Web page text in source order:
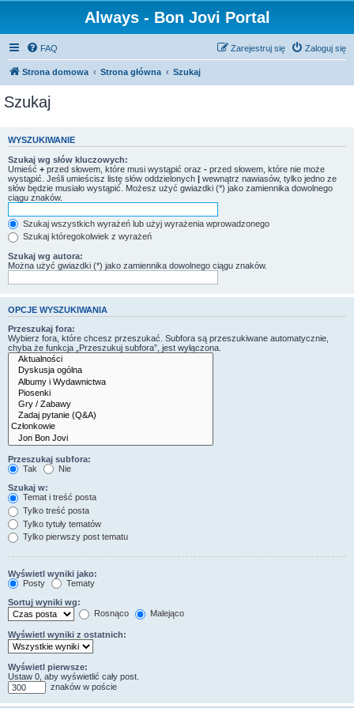
Always - Bon Jovi Portal
FAQ Zaloguj się
Zarejestruj się
Strona domowa Strona główna Szukaj
Szukaj
WYSZUKIWANIE
Szukaj wg słów kluczowych:
Umieść + przed słowem, które musi wystąpić oraz - przed słowem, które nie może
wystąpić. Jeśli umieścisz listę słów oddzielonych | wewnątrz nawiasów, tylko jedno ze
słów będzie musiało wystąpić. Możesz użyć gwiazdki (*) jako zamiennika dowolnego
ciągu znaków.
Szukaj wszystkich wyrażeń lub użyj wyrażenia wprowadzonego
Szukaj któregokolwiek z wyrażeń
Szukaj wg autora:
Można użyć gwiazdki (*) jako zamiennika dowolnego ciągu znaków.
OPCJE WYSZUKIWANIA
Przeszukaj fora:
Wybierz fora, które chcesz przeszukać. Subfora są przeszukiwane automatycznie,
chyba że funkcja „Przeszukuj subfora”, jest wyłączona.
Przeszukaj subfora:
Tak
Nie
Szukaj w:
Temat i treść posta
Tylko treść posta
Tylko tytuły tematów
Tylko pierwszy post tematu
Wyświetl wyniki jako:
Posty
Tematy
Sortuj wyniki wg:
Rosnąco
Malejąco
Wyświetl wyniki z ostatnich:
Wyświetl pierwsze:
Ustaw 0, aby wyświetlić cały post.
znaków w poście